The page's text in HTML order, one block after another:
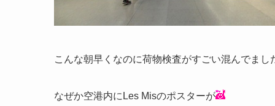
こんな朝早くなのに荷物検査がすごい混んでまし
なぜか空港内にLes Misのポスターが